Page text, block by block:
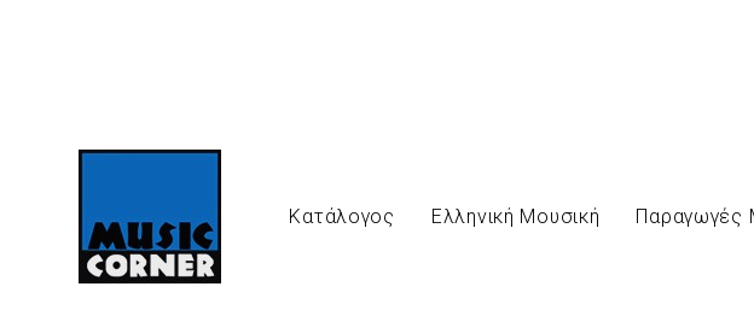
Κατάλογος Ελληνική Μουσική Παραγωγές